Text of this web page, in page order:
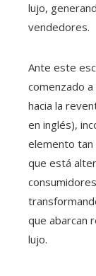
lujo,
vendedores.
Ante este
comenzado
hacia la
en inglés),
elemento
que está
que abarcan
lujo.